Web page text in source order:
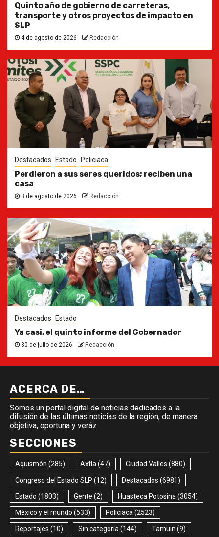
Quinto año de gobierno de carreteras,
transporte y otros proyectos de impacto en
SLP
4 de agosto de 2026 Redacción
Destacados Estado Policiaca
Perdieron a sus seres queridos; reciben una
casa
3 de agosto de 2026 Redacción
Destacados Estado
Ya casi, el quinto informe del Gobernador
30 de julio de 2026 Redacción
ACERCA DE…
Somos un portal digital de noticias dedicados a la
difusión de las últimas noticias de la región, de manera
objetiva, oportuna y veráz.
SECCIONES
Aquismón (285) Axtla (47) Ciudad Valles (880)
Congreso del Estado SLP (12) Destacados (6981)
Estado (1803) Gente (2) Huasteca Potosina (3054)
México y el mundo (533) Policiaca (2523)
Reportajes (10) Sin categoría (144) Tamuin (9)